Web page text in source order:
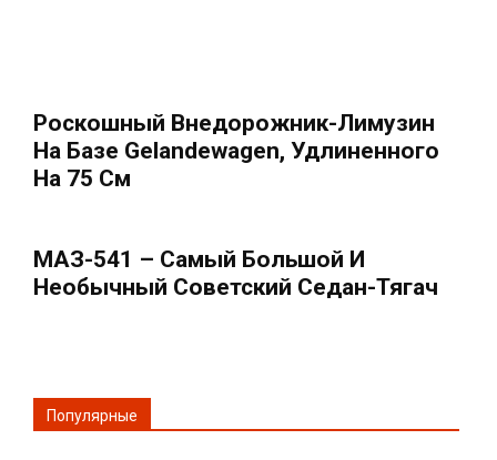
Роскошный Внедорожник-Лимузин
На Базе Gelandewagen, Удлиненного
На 75 См
МАЗ-541 – Самый Большой И
Необычный Советский Седан-Тягач
Популярные